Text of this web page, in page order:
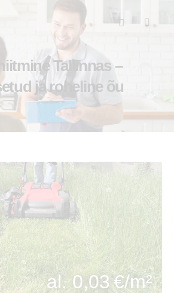
Tallinnas –
ja roheline õu
al. 0,03 €/m²